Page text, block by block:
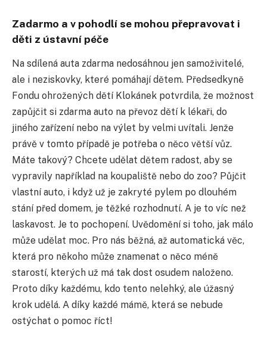
Zadarmo a v pohodlí se mohou přepravovat i
děti z ústavní péče
Na sdílená auta zdarma nedosáhnou jen samoživitelé,
ale i neziskovky, které pomáhají dětem. Předsedkyně
Fondu ohrožených dětí Klokánek potvrdila, že možnost
zapůjčit si zdarma auto na převoz dětí k lékaři, do
jiného zařízení nebo na výlet by velmi uvítali. Jenže
právě v tomto případě je potřeba o něco větší vůz.
Máte takový? Chcete udělat dětem radost, aby se
vypravily například na koupaliště nebo do zoo? Půjčit
vlastní auto, i když už je zakryté pylem po dlouhém
stání před domem, je těžké rozhodnutí. A je to víc než
laskavost. Je to pochopení. Uvědomění si toho, jak málo
může udělat moc. Pro nás běžná, až automatická věc,
která pro někoho může znamenat o něco méně
starostí, kterých už má tak dost osudem naloženo.
Proto díky každému, kdo tento nelehký, ale úžasný
krok udělá. A díky každé mámě, která se nebude
ostýchat o pomoc říct!